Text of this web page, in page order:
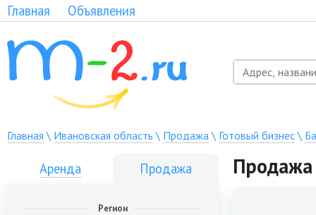
Главная Объявления
Главная \ Ивановская область \ Продажа\ Готовый бизнес\
Аренда Продажа
Регион
Продажа